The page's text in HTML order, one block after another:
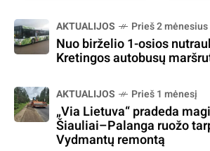
AKTUALIJOS Prieš 2 mėnesius
Nuo birželio 1-osios
Kretingos autobusų
AKTUALIJOS Prieš 1 mėnesį
„Via Lietuva“ pradeda
Šiauliai–Palanga ruožo
Vydmantų remontą